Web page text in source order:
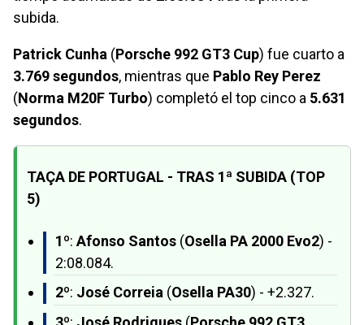
subida.
Patrick Cunha (Porsche 992 GT3 Cup) fue cuarto a
3.769 segundos, mientras que Pablo Rey Perez
(Norma M20F Turbo) completó el top cinco a 5.631
segundos.
TAÇA DE PORTUGAL - TRAS 1ª SUBIDA (TOP
5)
1º: Afonso Santos (Osella PA 2000 Evo2) -
2:08.084.
2º: José Correia (Osella PA30) - +2.327.